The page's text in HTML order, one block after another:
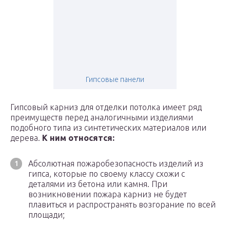
Гипсовые панели
Гипсовый карниз для отделки потолка имеет ряд
преимуществ перед аналогичными изделиями
подобного типа из синтетических материалов или
дерева. К ним относятся:
Абсолютная пожаробезопасность изделий из
гипса, которые по своему классу схожи с
деталями из бетона или камня. При
возникновении пожара карниз не будет
плавиться и распространять возгорание по всей
площади;